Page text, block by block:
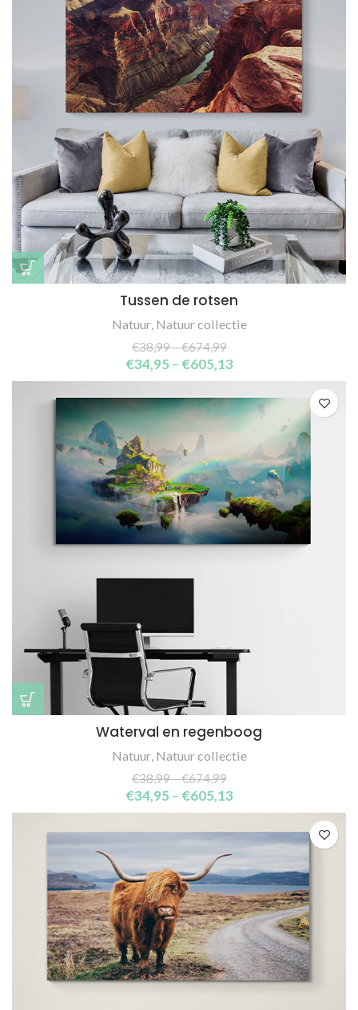
Tussen de rotsen
Natuur, Natuur collectie
€38,99–€674,99
€34,95 – €605,13
Waterval en regenboog
Natuur, Natuur collectie
€38,99–€674,99
€34,95 – €605,13